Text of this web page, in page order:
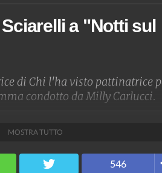
a "Notti sul
di Chi l'ha visto pattinatrice
condotto da Milly Carlucci.
video-76.076 foto
MOSTRA TUTTO
546